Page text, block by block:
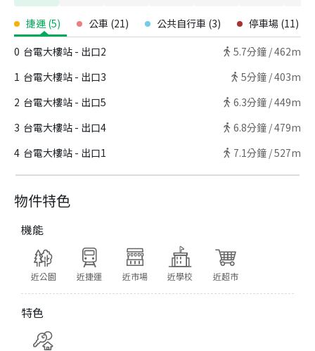
物件特色
機能
近公園 近捷運 近市場 近學校 近超市
特色
捷運 (5) 公車 (21) 公共自行車 (3) 停車場 (11)
0 台電大樓站 - 出口2 5.7分鐘 /462m
1 台電大樓站 - 出口3 5分鐘 /403m
2 台電大樓站 - 出口5 6.3分鐘 /449m
3 台電大樓站 - 出口4 6.8分鐘 /479m
4 台電大樓站 - 出口1 7.1分鐘 /527m